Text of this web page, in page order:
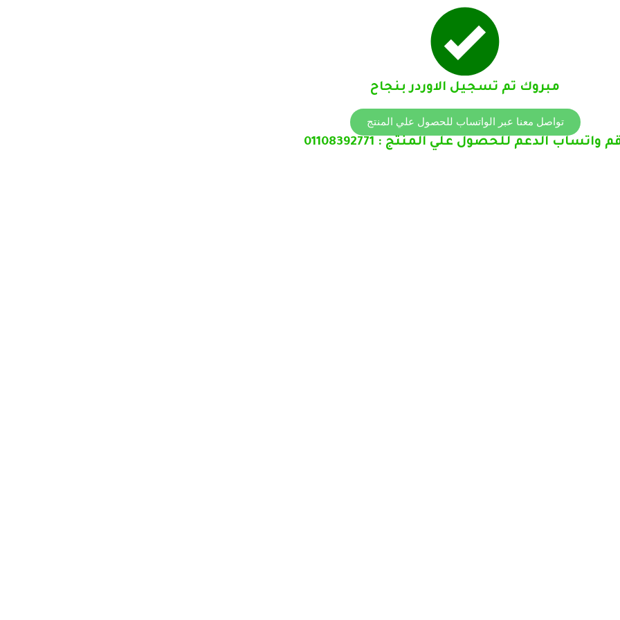
مبروك تم تسجيل الاوردر بنجاح
تواصل معنا عبر الواتساب للحصول علي المنتج
واتساب الدعم للحصول علي المنتج : 01108392771